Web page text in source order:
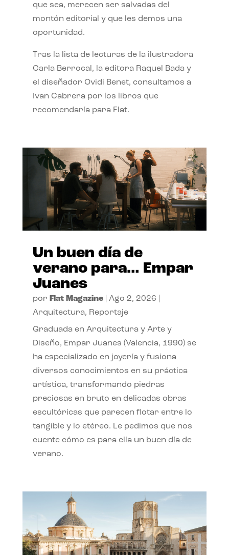
que sea, merecen ser salvadas del
montón editorial y que les demos una
oportunidad.
Tras la lista de lecturas de la ilustradora
Carla Berrocal, la editora Raquel Bada y
el diseñador Ovidi Benet, consultamos a
Ivan Cabrera por los libros que
recomendaría para Flat.
Un buen día de
verano para… Empar
Juanes
por Flat Magazine| Ago 2, 2026
Arquitectura, Reportaje
Graduada en Arquitectura y Arte y
Diseño, Empar Juanes (Valencia, 1990) se
ha especializado en joyería y fusiona
diversos conocimientos en su práctica
artística, transformando piedras
preciosas en bruto en delicadas obras
escultóricas que parecen flotar entre lo
tangible y lo etéreo. Le pedimos que nos
cuente cómo es para ella un buen día de
verano.